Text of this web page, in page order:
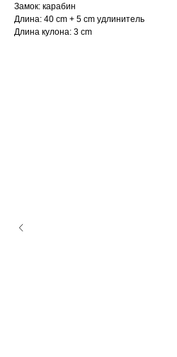
Замок: карабин
Длина: 40 cm + 5 cm удлинитель
Длина кулона: 3 cm